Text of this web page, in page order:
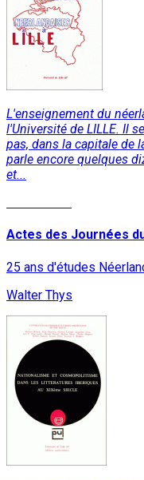
L'enseignement du
l'Université de LILLE. Il
pas, dans la capitale de
parle encore quelques
et...
Actes des Journées
25 ans d'études
Walter Thys